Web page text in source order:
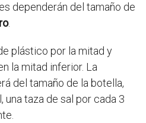
dependerán del tamaño de
.
plástico por la mitad y
la mitad inferior. La
del tamaño de la botella,
taza de sal por cada 3